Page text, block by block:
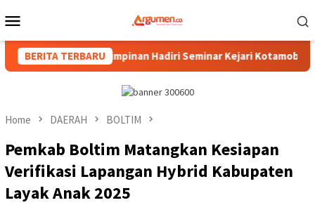
to
Menu
BERITA TERBARU
Hukum, Pimpinan Hadiri Seminar Kejari Kotamobagu
Home DAERAH BOLTIM
Pemkab Boltim Matangkan Kesiapan
Verifikasi Lapangan Hybrid Kabupaten
Layak Anak 2025